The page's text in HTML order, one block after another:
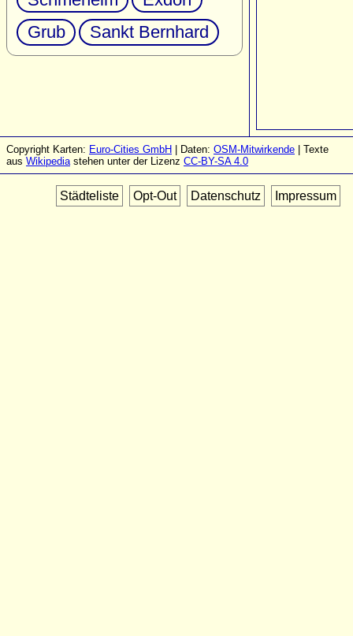
Grub
Sankt Bernhard
Copyright Karten: Euro-Cities GmbH | Daten: OSM-Mitwirkende | Texte
aus Wikipediastehen unter der Lizenz CC-BY-SA 4.0
Städteliste Opt-Out Datenschutz Impressum